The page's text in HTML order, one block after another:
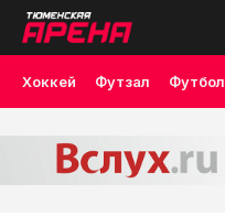
Хоккей Футзал Футбол